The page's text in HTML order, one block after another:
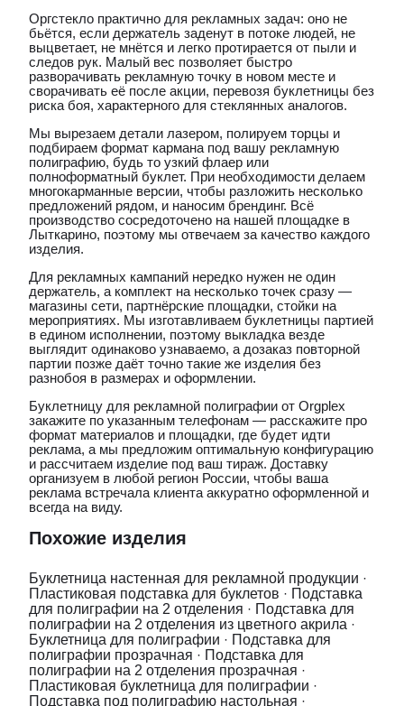
Оргстекло практично для рекламных задач: оно не
бьётся, если держатель заденут в потоке людей, не
выцветает, не мнётся и легко протирается от пыли и
следов рук. Малый вес позволяет быстро
разворачивать рекламную точку в новом месте и
сворачивать её после акции, перевозя буклетницы без
риска боя, характерного для стеклянных аналогов.
Мы вырезаем детали лазером, полируем торцы и
подбираем формат кармана под вашу рекламную
полиграфию, будь то узкий флаер или
полноформатный буклет. При необходимости делаем
многокарманные версии, чтобы разложить несколько
предложений рядом, и наносим брендинг. Всё
производство сосредоточено на нашей площадке в
Лыткарино, поэтому мы отвечаем за качество каждого
изделия.
Для рекламных кампаний нередко нужен не один
держатель, а комплект на несколько точек сразу —
магазины сети, партнёрские площадки, стойки на
мероприятиях. Мы изготавливаем буклетницы партией
в едином исполнении, поэтому выкладка везде
выглядит одинаково узнаваемо, а дозаказ повторной
партии позже даёт точно такие же изделия без
разнобоя в размерах и оформлении.
Буклетницу для рекламной полиграфии от Orgplex
закажите по указанным телефонам — расскажите про
формат материалов и площадки, где будет идти
реклама, а мы предложим оптимальную конфигурацию
и рассчитаем изделие под ваш тираж. Доставку
организуем в любой регион России, чтобы ваша
реклама встречала клиента аккуратно оформленной и
всегда на виду.
Похожие изделия
Буклетница настенная для рекламной продукции ·
Пластиковая подставка для буклетов · Подставка
для полиграфии на 2 отделения · Подставка для
полиграфии на 2 отделения из цветного акрила ·
Буклетница для полиграфии · Подставка для
полиграфии прозрачная · Подставка для
полиграфии на 2 отделения прозрачная ·
Пластиковая буклетница для полиграфии ·
Подставка под полиграфию настольная ·